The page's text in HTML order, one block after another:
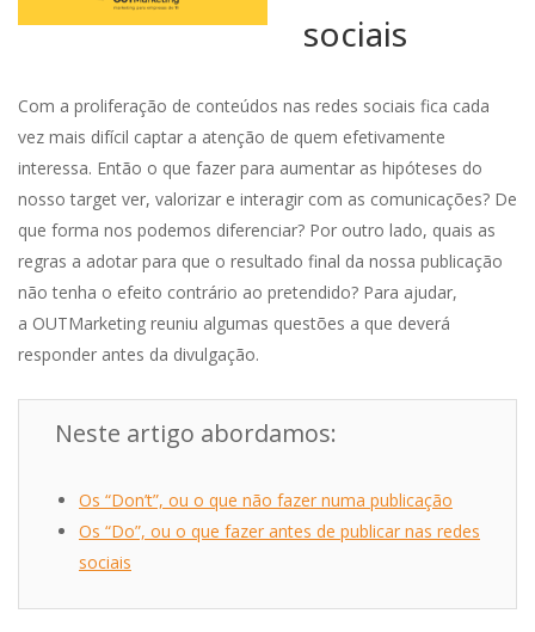
sociais
Com a proliferação de conteúdos nas redes sociais fica cada
vez mais difícil captar a atenção de quem efetivamente
interessa. Então o que fazer para aumentar as hipóteses do
nosso target ver, valorizar e interagir com as comunicações? De
que forma nos podemos diferenciar? Por outro lado, quais as
regras a adotar para que o resultado final da nossa publicação
não tenha o efeito contrário ao pretendido? Para ajudar,
a OUTMarketing reuniu algumas questões a que deverá
responder antes da divulgação.
Neste artigo abordamos:
Os “Don’t”, ou o que não fazer numa publicação
Os “Do”, ou o que fazer antes de publicar nas redes
sociais